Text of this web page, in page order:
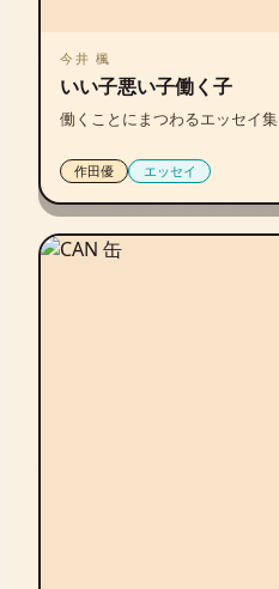
今井 楓
いい子悪い子働く子
働くことにまつわるエッセイ集
作田優 エッセイ